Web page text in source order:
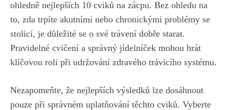
ohledně ‍nejlepších ⁣10 cviků‌ na zácpu. Bez ⁤ohledu na
to, ⁤zda​ trpíte akutními nebo chronickými problémy se
stolicí, je důležité se o své trávení dobře starat.
Pravidelné cvičení a správný jídelníček mohou hrát
klíčovou roli‍ při udržování zdravého ⁤trávicího systému.
Nezapomeňte, že⁣ nejlepších výsledků lze ⁤dosáhnout
pouze při správném uplatňování těchto cviků. Vyberte